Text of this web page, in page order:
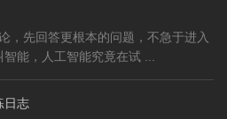
，先回答更根本的问题，不急于进入
能，人工智能究竟在试 ...
日志